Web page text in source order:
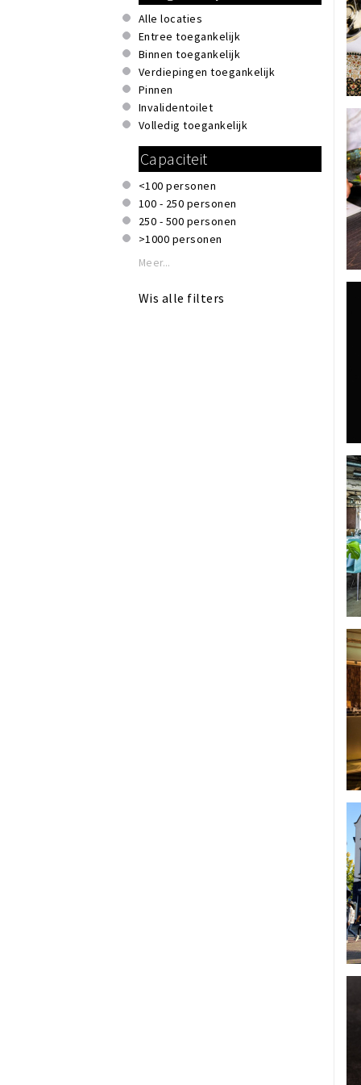
Honden toegestaan
Invalidentoilet
Kindvriendelijk
Private dining
Reserveren mogelijk
Rolstoeltoegankelijk
Rookruimte
Te huur voor privé gelegenheden
Terras of binnentuin
WiFi
Alle locaties
Entree toegankelijk
Binnen toegankelijk
Verdiepingen toegankelijk
Pinnen
Invalidentoilet
Volledig toegankelijk
Capaciteit
<100 personen
100 - 250 personen
250 - 500 personen
>1000 personen
Meer...
Wis alle filters